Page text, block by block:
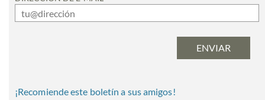
¡Recomiende este boletín a sus amigos!